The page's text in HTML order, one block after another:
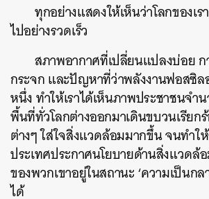
ทุกอย่างแสดงให้เห็นว่าโลกของเ
ไปอย่างรวดเร็ว
สภาพอากาศที่เปลี่ยนแปลงบ่อย ก
กระจก และปัญหาที่ว่าพลังงานฟอสซิ
หนึ่ง ทำให้เราได้เห็นภาพประชาชนจำ
พื้นที่ทั่วโลกต่างออกมาเดินขบวนเรียก
ต่างๆ ใส่ใจสิ่งแวดล้อมมากขึ้น จนทำใ
ประเทศประกาศนโยบายด้านสิ่งแวดล้
ของพวกเขาอยู่ในสถานะ ‘ความเป็นกล
ได้